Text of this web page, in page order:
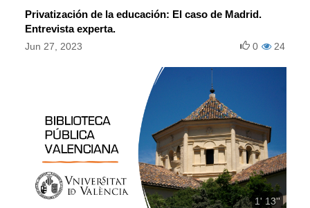
Privatización de la educación: El caso de Madrid.
Entrevista experta.
Jun 27, 2023 24
0
1' 13''